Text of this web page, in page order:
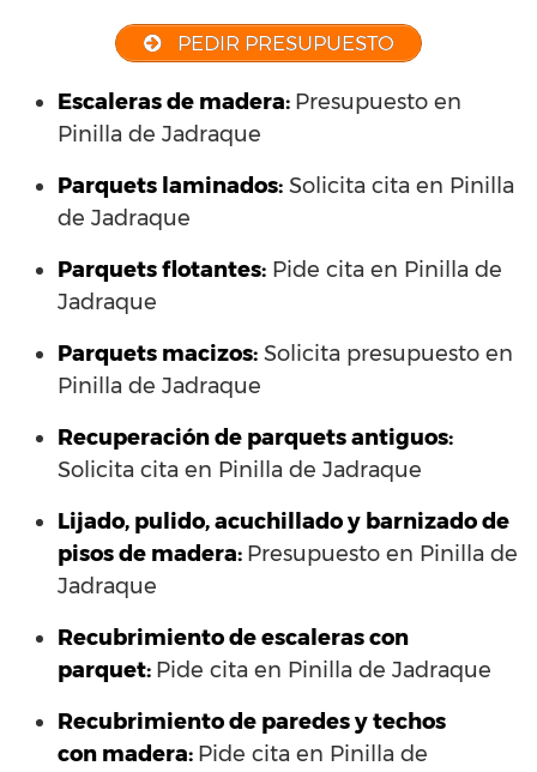
PEDIR PRESUPUESTO
Escaleras de madera: Presupuesto en
Pinilla de Jadraque
Parquets laminados: Solicita cita en Pinilla
de Jadraque
Parquets flotantes: Pide cita en Pinilla de
Jadraque
Parquets macizos: Solicita presupuesto en
Pinilla de Jadraque
Recuperación de parquets antiguos:
Solicita cita en Pinilla de Jadraque
Lijado, pulido, acuchillado y barnizado de
pisos de madera: Presupuesto en Pinilla de
Jadraque
Recubrimiento de escaleras con
parquet: Pide cita en Pinilla de Jadraque
Recubrimiento de paredes y techos
con madera: Pide cita en Pinilla de